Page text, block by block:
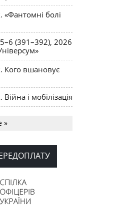
«Фантомні болі
(391–392), 2026
Кого вшановує
і мобілізація
Норт Порті
К. Романчука
»